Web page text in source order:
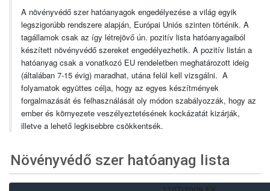
A növényvédő szer hatóanyagok engedélyezése a világ egyik
legszigorúbb rendszere alapján, Európai Uniós szinten történik. A
tagállamok csak az így létrejövő ún. pozitív lista hatóanyagaiból
készített növényvédő szereket engedélyezhetik. A pozitív listán a
hatóanyag csak a vonatkozó EU rendeletben meghatározott ideig
(általában 7-15 évig) maradhat, utána felül kell vizsgálni. A
folyamatok együttes célja, hogy az egyes készítmények
forgalmazását és felhasználását oly módon szabályozzák, hogy az
ember és környezete veszélyeztetésének kockázatát kizárják,
illetve a lehető legkisebbre csökkentsék.
Növényvédő szer hatóanyag lista